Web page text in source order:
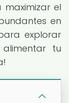
el
en
explorar
tu